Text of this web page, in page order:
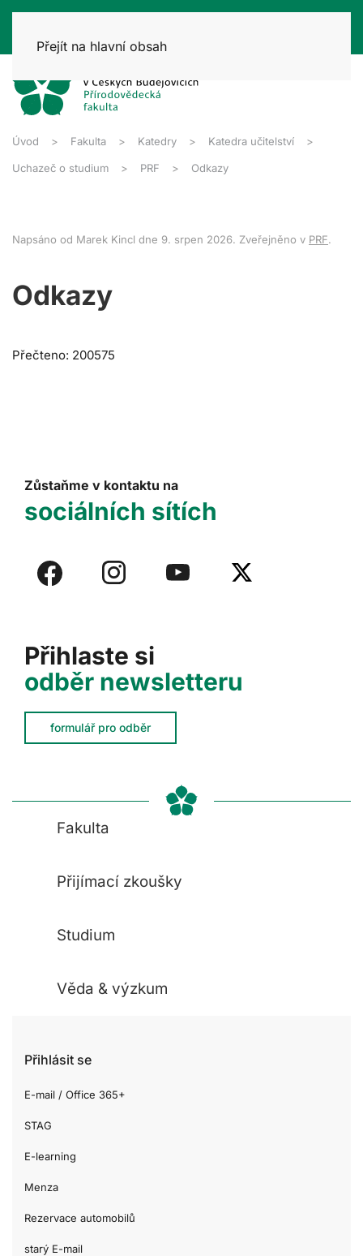
Přejít na hlavní obsah
Úvod Fakulta Katedry Katedra učitelství
Uchazeč o studium PRF Odkazy
Napsáno od Marek Kincl dne 9. srpen 2026. Zveřejněno v PRF.
Odkazy
Přečteno: 200575
Přihlaste si
odběr newsletteru
formulář pro odběr
Zůstaňme v kontaktu na
sociálních sítích
Fakulta
Přijímací zkoušky
Studium
Věda & výzkum
Přihlásit se
E-mail / Office 365+
STAG
E-learning
Menza
Rezervace automobilů
starý E-mail